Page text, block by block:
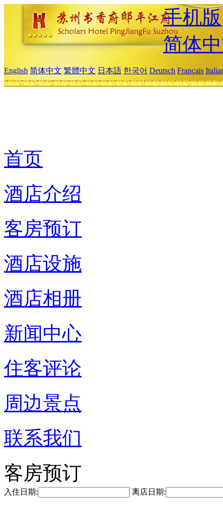
手机版
简体
English 简体中文 繁體中文 日本語 한국어 Deutsch Français
首页
酒店介绍
客房预订
酒店设施
酒店相册
新闻中心
住客评论
周边景点
联系我们
客房预订
入住日期: 离店日期: